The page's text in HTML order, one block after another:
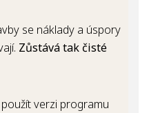
se náklady a úspory
Zůstává tak čisté
verzi programu